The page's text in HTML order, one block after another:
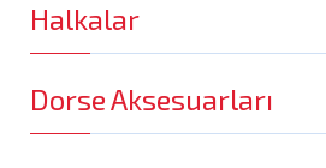
Halkalar
Dorse Aksesuarları